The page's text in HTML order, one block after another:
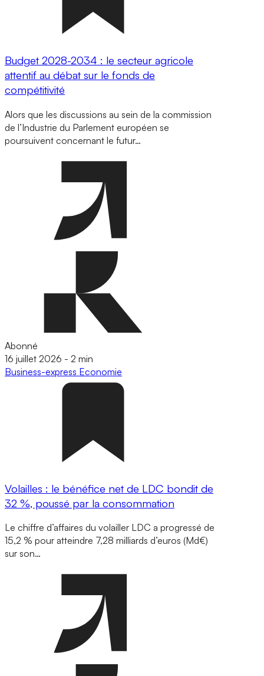
Budget 2028-2034 : le secteur agricole
attentif au débat sur le fonds de
compétitivité
Alors que les discussions au sein de la commission
de l’Industrie du Parlement européen se
poursuivent concernant le futur…
Abonné
16 juillet 2026 - 2 min
Business-express Economie
Volailles : le bénéfice net de LDC bondit de
32 %, poussé par la consommation
Le chiffre d’affaires du volailler LDC a progressé de
15,2 % pour atteindre 7,28 milliards d’euros (Md€)
sur son…